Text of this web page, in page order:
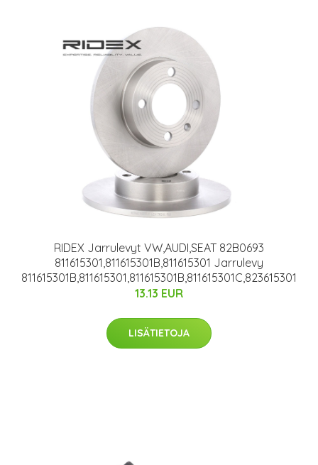
RIDEX Jarrulevyt VW,AUDI,SEAT 82B0693
811615301,811615301B,811615301 Jarrulevy
811615301B,811615301,811615301B,811615301C,823615301
13.13 EUR
LISÄTIETOJA